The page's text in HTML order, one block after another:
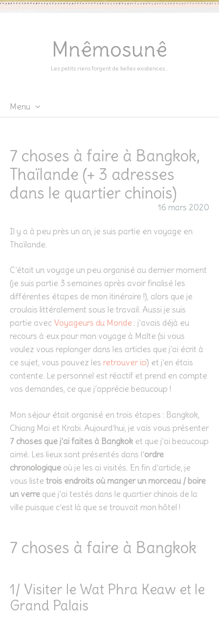
Mnêmosunê
Les petits riens forgent de belles existences…
Menu
7 choses à faire à Bangkok,
Thaïlande (+ 3 adresses
dans le quartier chinois)
16 mars 2020
Il y a à peu près un an, je suis partie en voyage en
Thaïlande.
C’était un voyage un peu organisé au dernier moment
(je suis partie 3 semaines après avoir finalisé les
différentes étapes de mon itinéraire !), alors que je
croulais littéralement sous le travail. Aussi je suis
partie avec Voyageurs du Monde : j’avais déjà eu
recours à eux pour mon voyage à Malte (si vous
voulez vous replonger dans les articles que j’ai écrit à
ce sujet, vous pouvez les retrouver ici) et j’en étais
contente. Le personnel est réactif et prend en compte
vos demandes, ce que j’apprécie beaucoup !
Mon séjour était organisé en trois étapes : Bangkok,
Chiang Mai et Krabi. Aujourd’hui, je vais vous présenter
7 choses que j’ai faites à Bangkok et que j’ai beaucoup
aimé. Les lieux sont présentés dans l’ordre
chronologique où je les ai visités. En fin d’article, je
vous liste trois endroits où manger un morceau / boire
un verre que j’ai testés dans le quartier chinois de la
ville puisque c’est là que se trouvait mon hôtel !
7 choses à faire à Bangkok
1/ Visiter le Wat Phra Keaw et le
Grand Palais